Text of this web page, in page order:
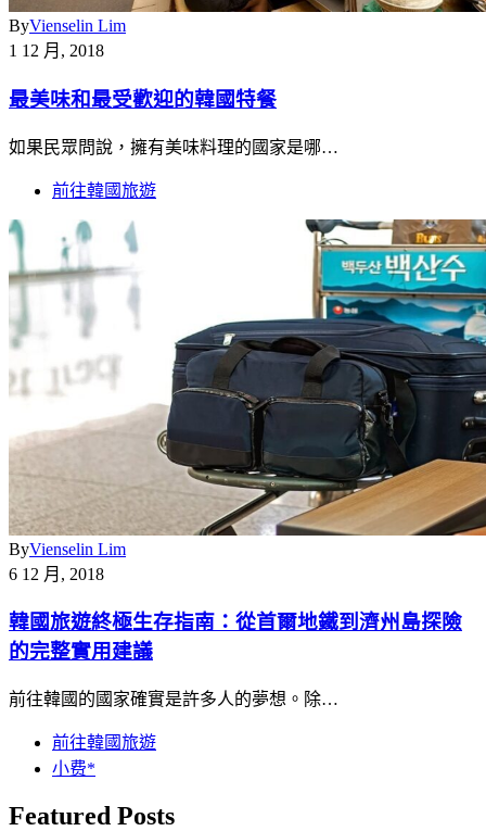
ByVienselin Lim
1 12 月, 2018
最美味和最受歡迎的韓國特餐
如果民眾問說，擁有美味料理的國家是哪…
前往韓國旅遊
ByVienselin Lim
6 12 月, 2018
韓國旅遊終極生存指南：從首爾地鐵到濟州島探險
的完整實用建議
前往韓國的國家確實是許多人的夢想。除…
前往韓國旅遊
小费*
Featured Posts